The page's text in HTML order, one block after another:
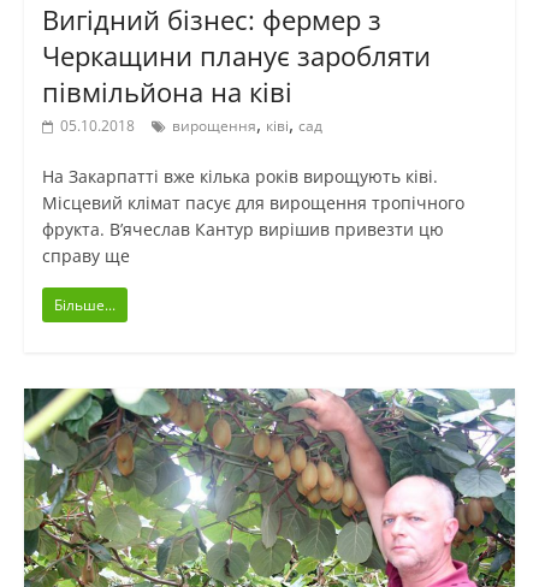
Вигідний бізнес: фермер з
Черкащини планує заробляти
півмільйона на ківі
05.10.2018 вирощення, ківі, сад
На Закарпатті вже кілька років вирощують ківі.
Місцевий клімат пасує для вирощення тропічного
фрукта. В’ячеслав Кантур вирішив привезти цю
справу ще
Більше...